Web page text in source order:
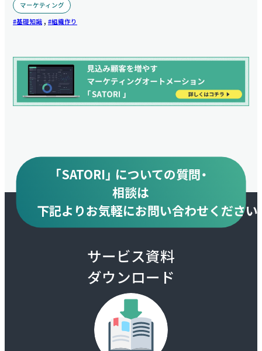
マーケティング
基礎知識 , 組織作り
「SATORI」 についての質問・
相談は
下記よりお気軽にお問い合わせください
サービス資料
ダウンロード